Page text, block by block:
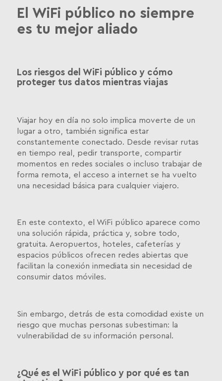
El WiFi público no siempre
es tu mejor aliado
Los riesgos del WiFi público y cómo
proteger tus datos mientras viajas
Viajar hoy en día no solo implica moverte de un
lugar a otro, también significa estar
constantemente conectado. Desde revisar rutas
en tiempo real, pedir transporte, compartir
momentos en redes sociales o incluso trabajar de
forma remota, el acceso a internet se ha vuelto
una necesidad básica para cualquier viajero.
En este contexto, el WiFi público aparece como
una solución rápida, práctica y, sobre todo,
gratuita. Aeropuertos, hoteles, cafeterías y
espacios públicos ofrecen redes abiertas que
facilitan la conexión inmediata sin necesidad de
consumir datos móviles.
Sin embargo, detrás de esta comodidad existe un
riesgo que muchas personas subestiman: la
vulnerabilidad de su información personal.
¿Qué es el WiFi público y por qué es tan